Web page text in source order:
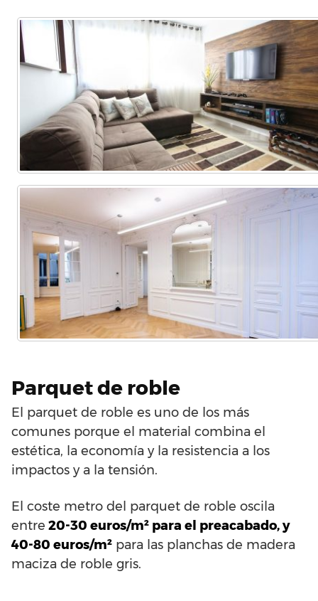
Parquet de roble
El parquet de roble es uno de los más
comunes porque el material combina el
estética, la economía y la resistencia a los
impactos y a la tensión.
El coste metro del parquet de roble oscila
entre 20-30 euros/m² para el preacabado, y
40-80 euros/m² para las planchas de madera
maciza de roble gris.